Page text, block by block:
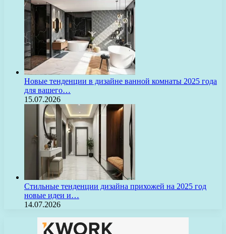
Новые тенденции в дизайне ванной комнаты 2025 года
для вашего…
15.07.2026
Стильные тенденции дизайна прихожей на 2025 год
новые идеи и…
14.07.2026